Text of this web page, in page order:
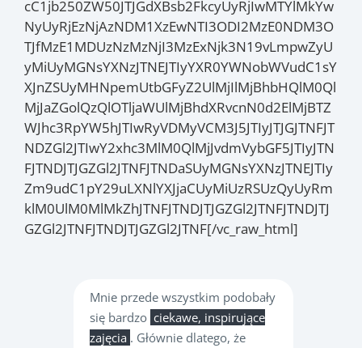
cC1jb250ZW50JTJGdXBsb2FkcyUyRjIwMTYlMkYw
NyUyRjEzNjAzNDM1XzEwNTI3ODI2MzE0NDM3O
TJfMzE1MDUzNzMzNjI3MzExNjk3N19vLmpwZyU
yMiUyMGNsYXNzJTNEJTIyYXR0YWNobWVudC1sY
XJnZSUyMHNpemUtbGFyZ2UlMjIlMjBhbHQlM0Ql
MjJaZGolQzQlOTljaWUlMjBhdXRvcnN0d2ElMjBTZ
WJhc3RpYW5hJTIwRyVDMyVCM3J5JTIyJTJGJTNFJT
NDZGl2JTIwY2xhc3MlM0QlMjJvdmVybGF5JTIyJTN
FJTNDJTJGZGl2JTNFJTNDaSUyMGNsYXNzJTNEJTIy
Zm9udC1pY29uLXNlYXJjaCUyMiUzRSUzQyUyRm
klM0UlM0MlMkZhJTNFJTNDJTJGZGl2JTNFJTNDJTJ
GZGl2JTNFJTNDJTJGZGl2JTNF[/vc_raw_html]
Mnie przede wszystkim podobały
się bardzo ciekawe, inspirujące
zajęcia . Głównie dlatego, że